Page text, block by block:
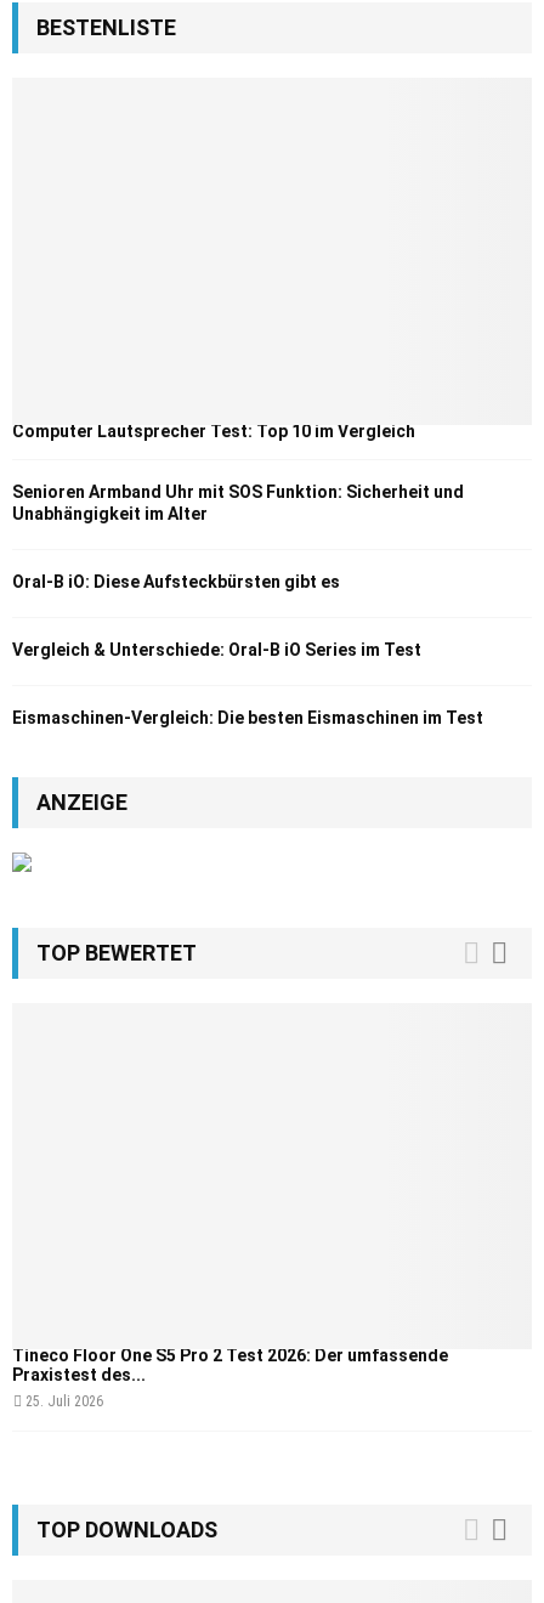
BESTENLISTE
Computer Lautsprecher Test: Top 10 im Vergleich
Senioren Armband Uhr mit SOS Funktion: Sicherheit und
Unabhängigkeit im Alter
Oral-B iO: Diese Aufsteckbürsten gibt es
Vergleich & Unterschiede: Oral-B iO Series im Test
Eismaschinen-Vergleich: Die besten Eismaschinen im Test
ANZEIGE
TOP BEWERTET
Tineco Floor One S5 Pro 2 Test 2026: Der umfassende
Praxistest des...
25. Juli 2026
TOP DOWNLOADS